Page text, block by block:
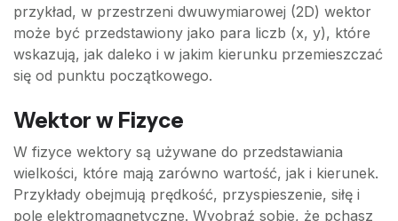
przykład, w przestrzeni dwuwymiarowej (2D) wektor
może być przedstawiony jako para liczb (x, y), które
wskazują, jak daleko i w jakim kierunku przemieszczać
się od punktu początkowego.
Wektor w Fizyce
W fizyce wektory są używane do przedstawiania
wielkości, które mają zarówno wartość, jak i kierunek.
Przykłady obejmują prędkość, przyspieszenie, siłę i
pole elektromagnetyczne. Wyobraź sobie, że pchasz